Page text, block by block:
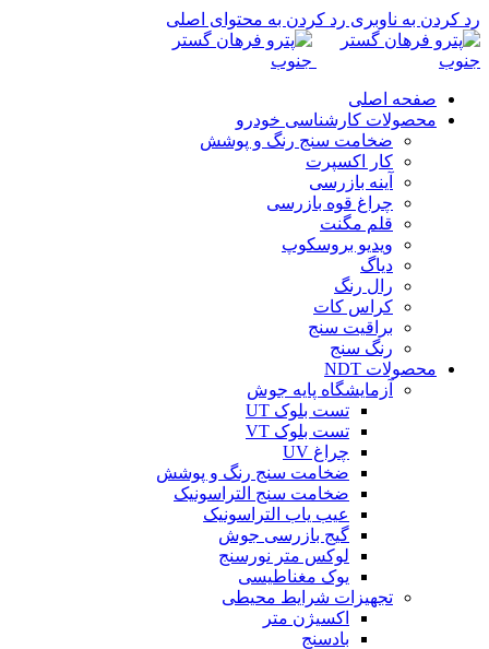
رد کردن به ناوبری رد کردن به محتوای اصلی
صفحه اصلی
محصولات کارشناسی خودرو
ضخامت سنج رنگ و پوشش
کار اکسپرت
آینه بازرسی
چراغ قوه بازرسی
قلم مگنت
ویدیو بروسکوپ
دیاگ
رال رنگ
کراس کات
براقیت سنج
رنگ سنج
محصولات NDT
آزمایشگاه پایه جوش
تست بلوک UT
تست بلوک VT
چراغ UV
ضخامت سنج رنگ و پوشش
ضخامت سنج التراسونیک
عیب یاب التراسونیک
گیج بازرسی جوش
لوکس متر نورسنج
یوک مغناطیسی
تجهیزات شرایط محیطی
اکسیژن متر
بادسنج